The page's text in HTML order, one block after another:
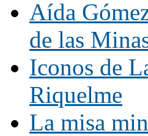
Aída
de las
Iconos de
Riquelme
La misa